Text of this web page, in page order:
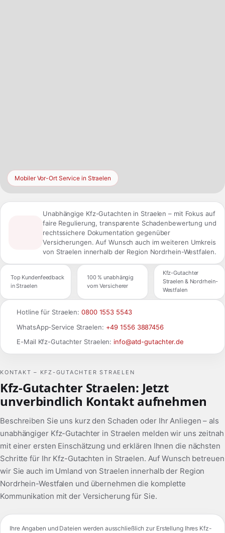
KONTAKT – KFZ-GUTACHTER STRAELEN
Kfz-Gutachter Straelen: Jetzt
unverbindlich Kontakt aufnehmen
Beschreiben Sie uns kurz den Schaden oder Ihr Anliegen – als
unabhängiger Kfz-Gutachter in Straelen melden wir uns zeitnah
mit einer ersten Einschätzung und erklären Ihnen die nächsten
Schritte für Ihr Kfz-Gutachten in Straelen. Auf Wunsch betreuen
wir Sie auch im Umland von Straelen innerhalb der Region
Nordrhein-Westfalen und übernehmen die komplette
Kommunikation mit der Versicherung für Sie.
Ihre Angaben und Dateien werden ausschließlich zur Erstellung Ihres Kfz-
Mobiler Vor-Ort Service in Straelen
Unabhängige Kfz-Gutachten in Straelen – mit Fokus auf
faire Regulierung, transparente Schadenbewertung und
rechtssichere Dokumentation gegenüber
Versicherungen. Auf Wunsch auch im weiteren Umkreis
von Straelen innerhalb der Region Nordrhein-Westfalen.
Top Kundenfeedback
in Straelen
100 % unabhängig
vom Versicherer
Kfz-Gutachter
Straelen & Nordrhein-
Westfalen
Hotline für Straelen:0800 1553 5543
WhatsApp-Service Straelen: +49 1556 3887456
E-Mail Kfz-Gutachter Straelen: info@atd-gutachter.de